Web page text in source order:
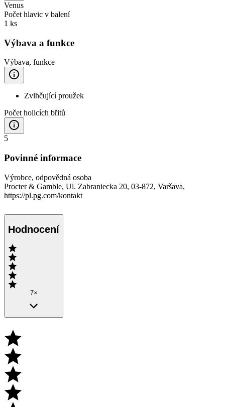
Venus
Počet hlavic v balení
1 ks
Výbava a funkce
Výbava, funkce
Zvlhčující proužek
Počet holicích břitů
5
Povinné informace
Výrobce, odpovědná osoba
Procter & Gamble, Ul. Zabraniecka 20, 03-872, Varšava,
https://pl.pg.com/kontakt
Hodnocení
7×